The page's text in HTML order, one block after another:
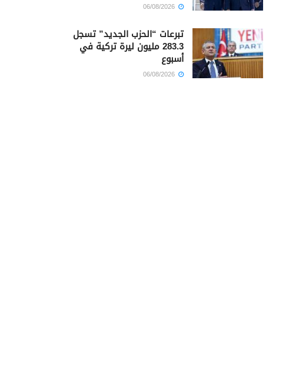
تبرعات “الحزب الجديد” تسجل
283.3 مليون ليرة تركية في
أسبوع